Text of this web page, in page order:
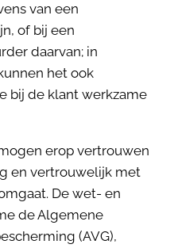
van een
of bij een
daarvan; in
het ook
bij de klant werkzame
erop vertrouwen
en vertrouwelijk met
De wet- en
de Algemene
(AVG),